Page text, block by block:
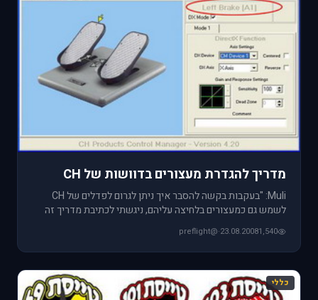
מדריך להגדרת מעצורים בדוושות של CH
Muli: "בעקבות בקשה להסבר איך ניתן לגרום לפדלים של CH
לשמש גם כמעצורים בלחיצה עליהם, ניגשתי לכתיבת מדריך זה
1,540
23.08.2008
·
@preflight
כללי